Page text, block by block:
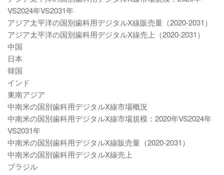
VS2024年VS2031年
アジア太平洋の国別歯科用デジタルX線販売量（2020-2031）
アジア太平洋の国別歯科用デジタルX線売上（2020-2031）
中国
日本
韓国
インド
東南アジア
中南米の国別歯科用デジタルX線市場概況
中南米の国別歯科用デジタルX線市場規模：2020年VS2024年
VS2031年
中南米の国別歯科用デジタルX線販売量（2020-2031）
中南米の国別歯科用デジタルX線売上
ブラジル